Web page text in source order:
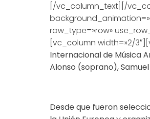
[/vc_column_text][/
row_type=»row»
[vc_column width=»2/
Internacional de Música
Alonso (soprano),
Desde que fueron